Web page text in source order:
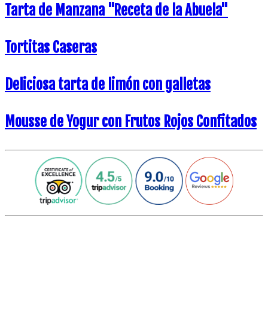
Tarta de Manzana "Receta de la Abuela"
Tortitas Caseras
Deliciosa tarta de limón con galletas
Mousse de Yogur con Frutos Rojos Confitados